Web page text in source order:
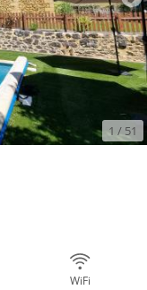
1 / 51
WiFi